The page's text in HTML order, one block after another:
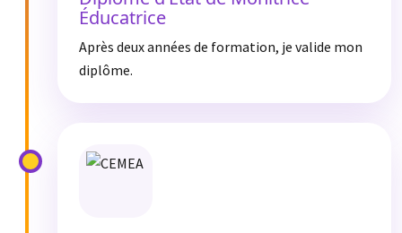
Éducatrice
Après deux années de formation, je valide mon
diplôme.